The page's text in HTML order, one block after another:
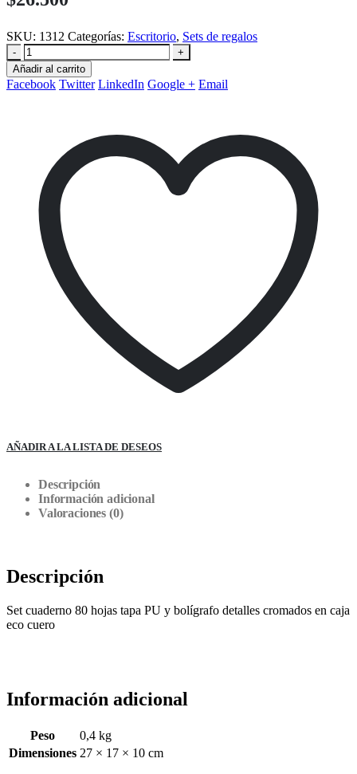
SKU: 1312 Categorías: Escritorio, Sets de regalos
-
+
Añadir al carrito
Facebook Twitter LinkedIn Google + Email
AÑADIR A LA LISTA DE DESEOS
Descripción
Información adicional
Valoraciones (0)
Descripción
Set cuaderno 80 hojas tapa PU y bolígrafo detalles cromados en caja
eco cuero
Información adicional
Peso
0,4 kg
Dimensiones 27 × 17 × 10 cm